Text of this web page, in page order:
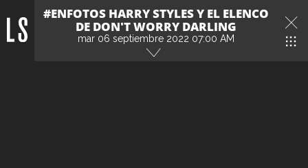
#ENFOTOS HARRY STYLES Y EL ELENCO
DE DON'T WORRY DARLING
mar 06 septiembre 2022 07:00 AM